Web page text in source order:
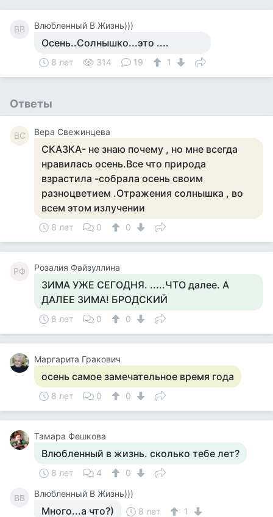
ВВ Влюбленный В Жизнь)))
Осень..Солнышко...это ....
8 лет 314 19 1
Ответы
ВС Вера Свежинцева
СКАЗКА- не знаю почему , но мне всегда
нравилась осень.Все что природа
взрастила -собрала осень своим
разноцветием .Отражения солнышка , во
всем этом излучении
8 лет 0 0
РФ Розалия Файзуллина
ЗИМА УЖЕ СЕГОДНЯ. .....ЧТО далее. А
ДАЛЕЕ ЗИМА! БРОДСКИЙ
8 лет 0 0
Маргарита Гракович
осень самое замечательное время года
8 лет 0 0
Тамара Фешкова
Влюбленный в жизнь. сколько тебе лет?
8 лет 4 0
ВВ Влюбленный В Жизнь)))
Много...а что?) 8 лет 1